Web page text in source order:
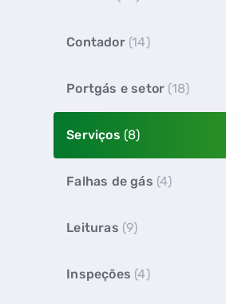
Contador (14)
Portgás e setor (18)
Serviços (8)
Falhas de gás (4)
Leituras (9)
Inspeções (4)